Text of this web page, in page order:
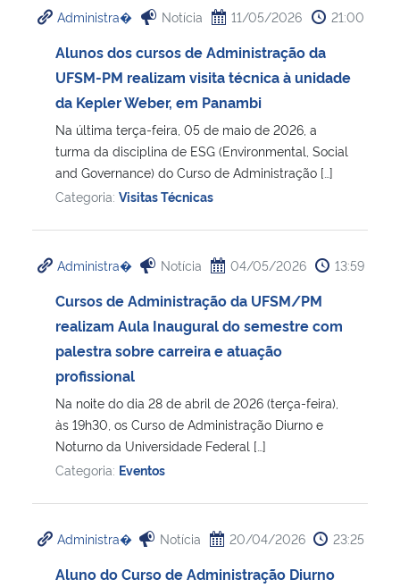
Administra� Notícia 11/05/2026 21:00
Alunos dos cursos de Administração da
UFSM-PM realizam visita técnica à unidade
da Kepler Weber, em Panambi
Na última terça-feira, 05 de maio de 2026, a
turma da disciplina de ESG (Environmental, Social
and Governance) do Curso de Administração […]
Categoria: Visitas Técnicas
Administra� Notícia 04/05/2026 13:59
Cursos de Administração da UFSM/PM
realizam Aula Inaugural do semestre com
palestra sobre carreira e atuação
profissional
Na noite do dia 28 de abril de 2026 (terça-feira),
às 19h30, os Curso de Administração Diurno e
Noturno da Universidade Federal […]
Categoria: Eventos
Administra� Notícia 20/04/2026 23:25
Aluno do Curso de Administração Diurno